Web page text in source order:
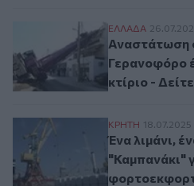
Αναστάτωση
ΕΛΛAΔΑ
Αναστάτωση
Γερανοφόρο
κτίριο -
Ένα λιμάνι,
ΚΡΗΤΗ 18.07.2025
Ένα λιμάνι,
"Καμπανάκι"